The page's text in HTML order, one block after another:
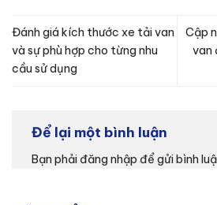
Đánh giá kích thước xe tải van
và sự phù hợp cho từng nhu
cầu sử dụng
Cập
van
Để lại một bình luận
Bạn phải đăng nhập để gửi bình